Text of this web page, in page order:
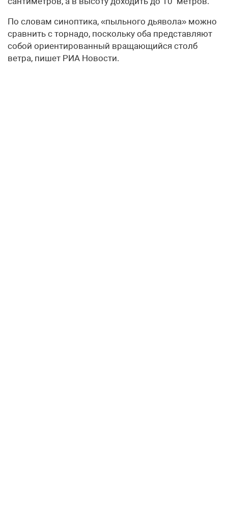
По словам синоптика, «пыльного дьявола» можно
сравнить с торнадо, поскольку оба представляют
собой ориентированный вращающийся столб
ветра, пишет РИА Новости.